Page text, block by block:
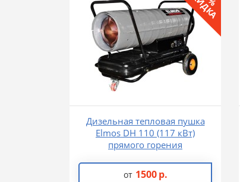
Дизельная тепловая пушка
Elmos DH 110 (117 кВт)
прямого горения
от 1500 р.